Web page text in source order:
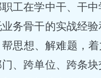
工在学中干、干
务骨干的实战经
思想、解难题，
、跨单位、跨条